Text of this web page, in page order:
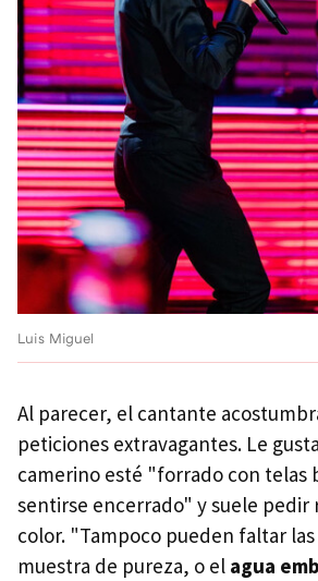
Luis Miguel
Al parecer, el cantante
peticiones extravagantes. Le
camerino esté "forrado con telas
sentirse encerrado" y suele pedir
color. "Tampoco pueden faltar
muestra de pureza, o el agua